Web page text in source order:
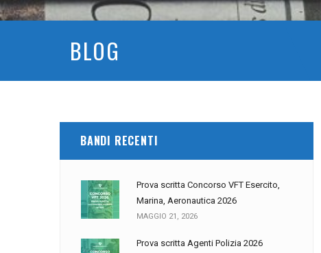
BLOG
BANDI RECENTI
Prova scritta Concorso VFT Esercito,
Marina, Aeronautica 2026
MAGGIO 21, 2026
Prova scritta Agenti Polizia 2026